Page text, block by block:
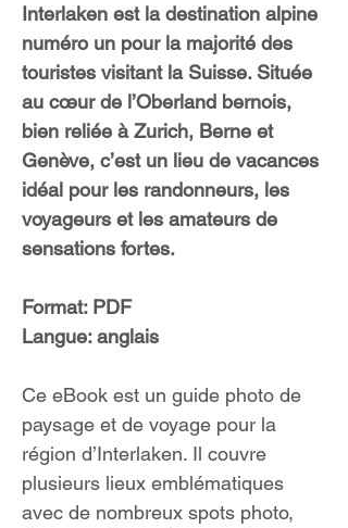
Interlaken est la destination alpine
numéro un pour la majorité des
touristes visitant la Suisse. Située
au cœur de l’Oberland bernois,
bien reliée à Zurich, Berne et
Genève, c’est un lieu de vacances
idéal pour les randonneurs, les
voyageurs et les amateurs de
sensations fortes.
Format: PDF
Langue: anglais
Ce eBook est un guide photo de
paysage et de voyage pour la
région d’Interlaken. Il couvre
plusieurs lieux emblématiques
avec de nombreux spots photo,